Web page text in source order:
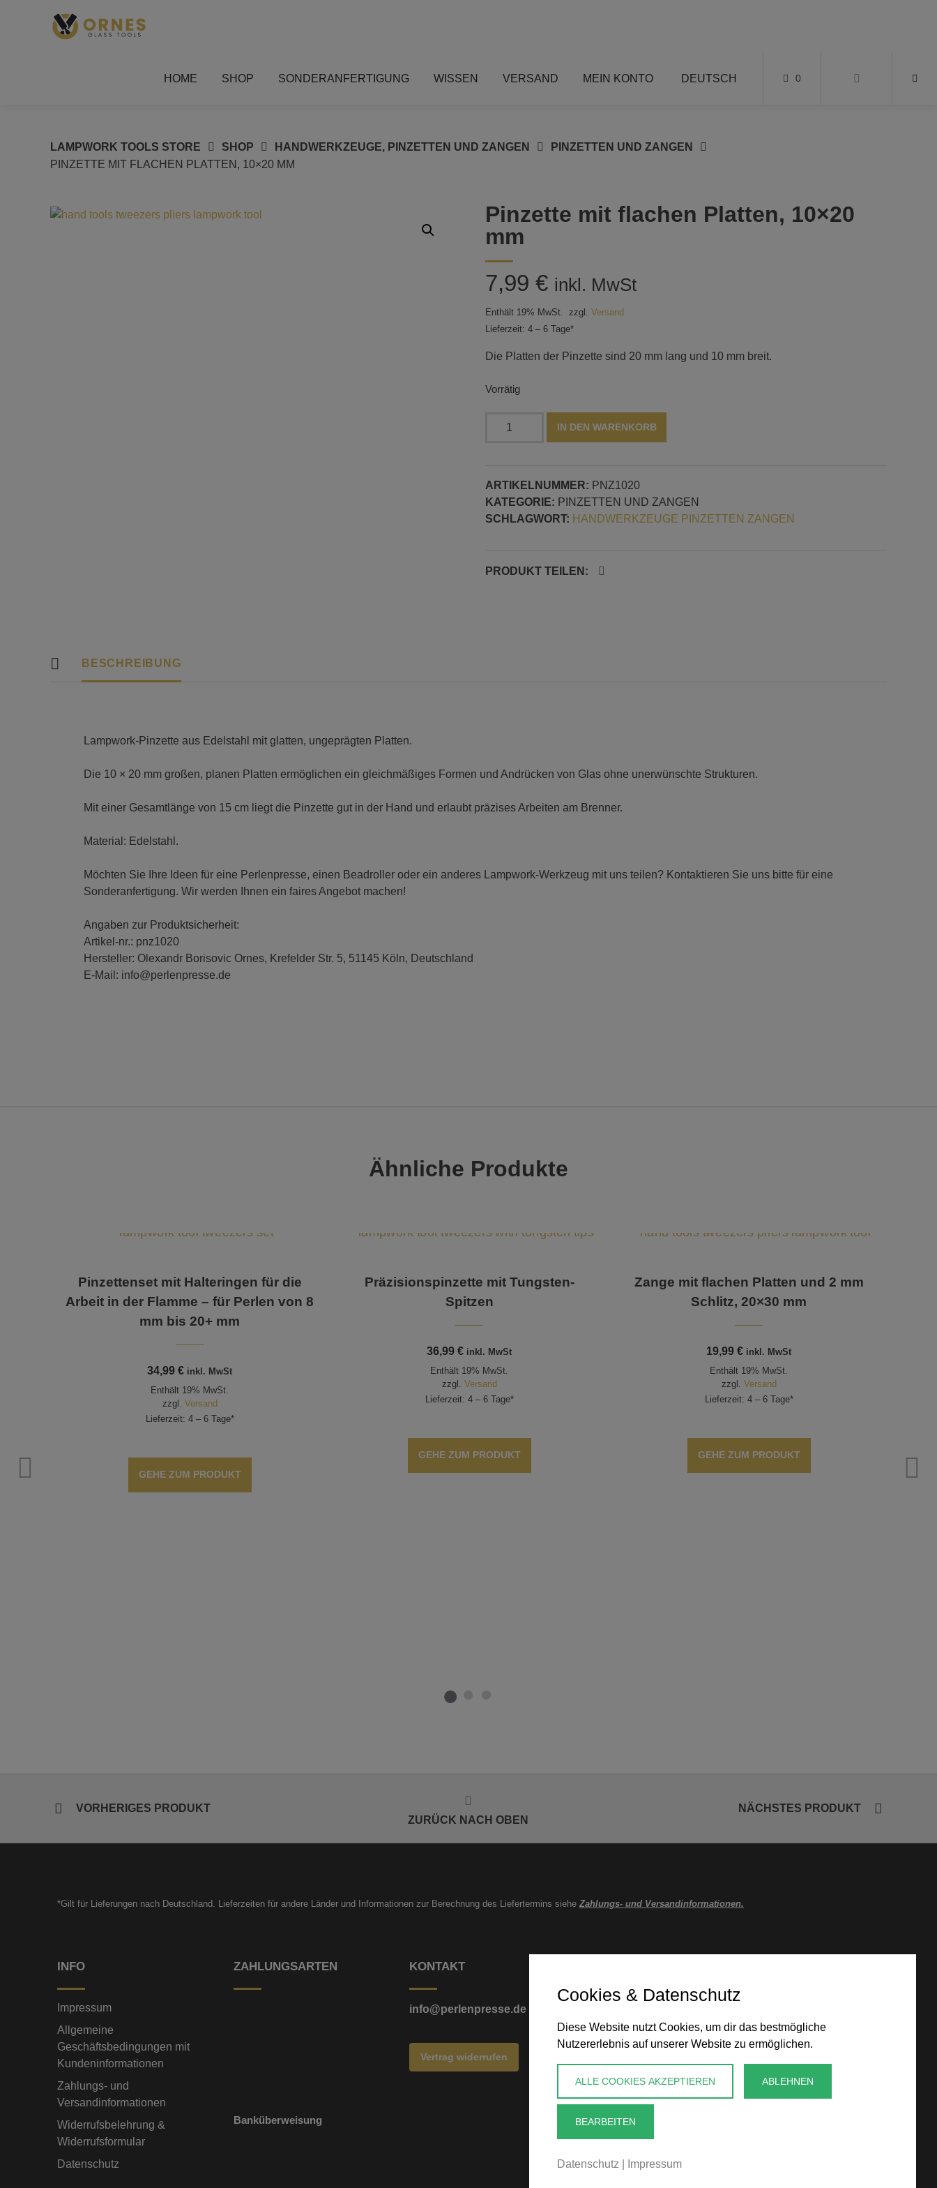
HOME SHOP SONDERANFERTIGUNG WISSEN VERSAND MEIN KONTO DEUTSCH 0
LAMPWORK TOOLS STORE SHOP HANDWERKZEUGE, PINZETTEN UND ZANGEN
PINZETTEN UND ZANGEN
PINZETTE MIT FLACHEN PLATTEN, 10×20 MM
Pinzette mit flachen Platten, 10×20
mm
7,99 € inkl. MwSt
Enthält 19% MwSt. zzgl. Versand
Lieferzeit: 4 – 6 Tage*
Die Platten der Pinzette sind 20 mm lang und 10 mm breit.
Vorrätig
10x20
mm
Menge
IN DEN WARENKORB
ARTIKELNUMMER: PNZ1020
KATEGORIE: PINZETTEN UND ZANGEN
SCHLAGWORT: HANDWERKZEUGE PINZETTEN ZANGEN
PRODUKT TEILEN:
BESCHREIBUNG
Lampwork-Pinzette aus Edelstahl mit glatten, ungeprägten Platten.
Die 10 × 20 mm großen, planen Platten ermöglichen ein gleichmäßiges Formen und Andrücken von Glas ohne unerwünschte Strukturen.
Mit einer Gesamtlänge von 15 cm liegt die Pinzette gut in der Hand und erlaubt präzises Arbeiten am Brenner.
Material: Edelstahl.
Möchten Sie Ihre Ideen für eine Perlenpresse, einen Beadroller oder ein anderes Lampwork-Werkzeug mit uns teilen? Kontaktieren Sie uns bitte für eine
Sonderanfertigung. Wir werden Ihnen ein faires Angebot machen!
Angaben zur Produktsicherheit:
Artikel-nr.: pnz1020
Hersteller: Olexandr Borisovic Ornes, Krefelder Str. 5, 51145 Köln, Deutschland
E-Mail: info@perlenpresse.de
Ähnliche Produkte
Pinzettenset mit Halteringen für die
Arbeit in der Flamme – für Perlen von 8
mm bis 20+ mm
34,99€ inkl. MwSt
Enthält 19% MwSt.
zzgl. Versand
Lieferzeit: 4 – 6 Tage*
GEHE ZUM PRODUKT
Präzisionspinzette mit Tungsten-
Spitzen
36,99€ inkl. MwSt
Enthält 19% MwSt.
zzgl. Versand
Lieferzeit: 4 – 6 Tage*
GEHE ZUM PRODUKT
Zange mit flachen Platten und 2 mm
Schlitz, 20×30 mm
19,99€ inkl. MwSt
Enthält 19% MwSt.
zzgl. Versand
Lieferzeit: 4 – 6 Tage*
GEHE ZUM PRODUKT
VORHERIGES PRODUKT
NÄCHSTES PRODUKT
ZURÜCK NACH OBEN
*Gilt für Lieferungen nach Deutschland. Lieferzeiten für andere Länder und Informationen zur Berechnung des Liefertermins siehe Zahlungs- und Versandinformationen.
INFO
Impressum
Allgemeine
Geschäftsbedingungen mit
Kundeninformationen
Zahlungs- und
Versandinformationen
Widerrufsbelehrung &
Widerrufsformular
Datenschutz
ZAHLUNGSARTEN
Banküberweisung
KONTAKT
info@perlenpresse.de
Vertrag widerrufen
Cookies & Datenschutz
Diese Website nutzt Cookies, um dir das bestmögliche
Nutzererlebnis auf unserer Website zu ermöglichen.
ALLE COOKIES AKZEPTIEREN ABLEHNEN
BEARBEITEN
Datenschutz Impressum